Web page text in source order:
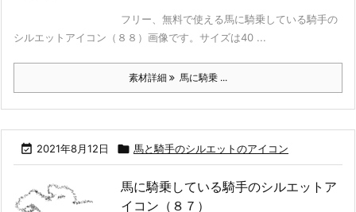
フリー、無料で使える馬に騎乗している騎手の
シルエットアイコン（８８）画像です。サイズは40 ...
素材詳細 馬に騎乗 ...
 2021年8月12日  馬と騎手のシルエットのアイコン
馬に騎乗している騎手のシルエットア
イコン（８７）